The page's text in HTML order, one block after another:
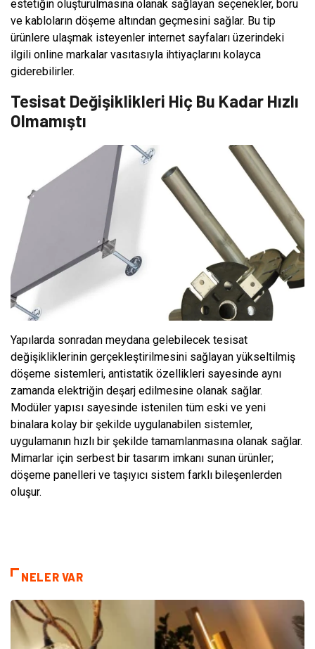
estetiğin oluşturulmasına olanak sağlayan seçenekler, boru
ve kabloların döşeme altından geçmesini sağlar. Bu tip
ürünlere ulaşmak isteyenler internet sayfaları üzerindeki
ilgili online markalar vasıtasıyla ihtiyaçlarını kolayca
giderebilirler.
Tesisat Değişiklikleri Hiç Bu Kadar Hızlı
Olmamıştı
Yapılarda sonradan meydana gelebilecek tesisat
değişikliklerinin gerçekleştirilmesini sağlayan yükseltilmiş
döşeme sistemleri, antistatik özellikleri sayesinde aynı
zamanda elektriğin deşarj edilmesine olanak sağlar.
Modüler yapısı sayesinde istenilen tüm eski ve yeni
binalara kolay bir şekilde uygulanabilen sistemler,
uygulamanın hızlı bir şekilde tamamlanmasına olanak sağlar.
Mimarlar için serbest bir tasarım imkanı sunan ürünler;
döşeme panelleri ve taşıyıcı sistem farklı bileşenlerden
oluşur.
NELER VAR